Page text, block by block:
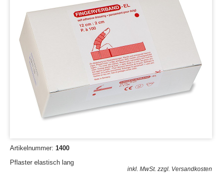
Artikelnummer: 1400
Pflaster elastisch lang
inkl. MwSt. zzgl. Versandkosten